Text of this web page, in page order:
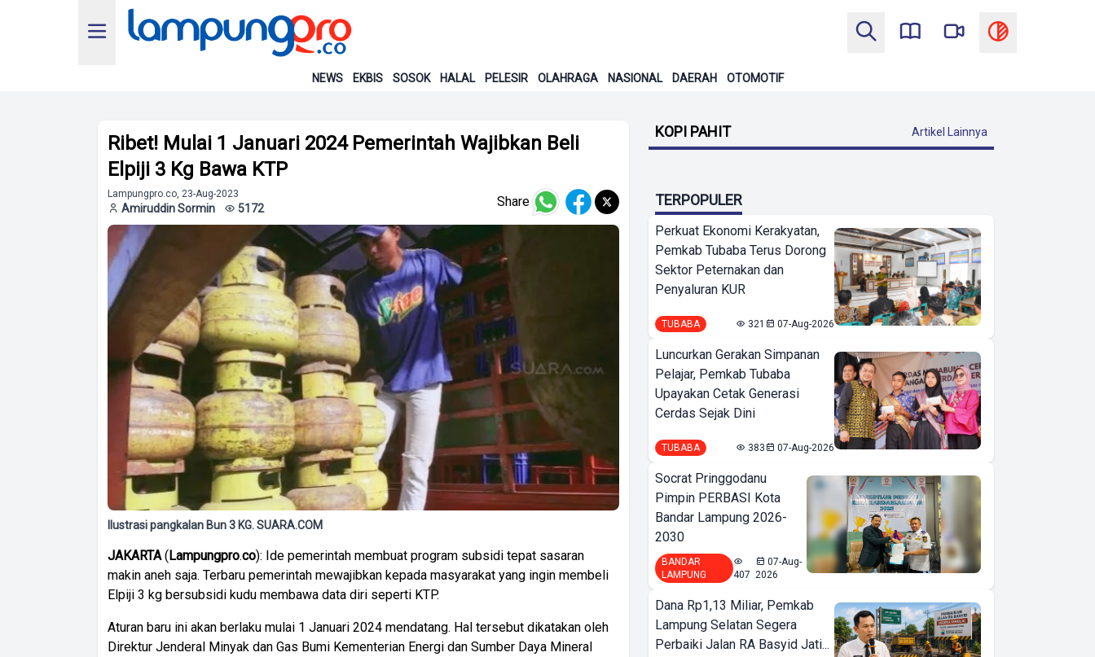
NEWS EKBIS SOSOK HALAL PELESIR OLAHRAGA NASIONAL DAERAH OTOMOTIF
Ribet! Mulai 1 Januari 2024 Pemerintah Wajibkan Beli
Elpiji 3 Kg Bawa KTP
Lampungpro.co, 23-Aug-2023
Amiruddin Sormin 5172 Share
Ilustrasi pangkalan Bun 3 KG. SUARA.COM
JAKARTA (Lampungpro.co): Ide pemerintah membuat program subsidi tepat sasaran
makin aneh saja. Terbaru pemerintah mewajibkan kepada masyarakat yang ingin membeli
Elpiji 3 kg bersubsidi kudu membawa data diri seperti KTP.
Aturan baru ini akan berlaku mulai 1 Januari 2024 mendatang. Hal tersebut dikatakan oleh
Direktur Jenderal Minyak dan Gas Bumi Kementerian Energi dan Sumber Daya Mineral
KOPI PAHIT Artikel Lainnya
TERPOPULER
Perkuat Ekonomi Kerakyatan,
Pemkab Tubaba Terus Dorong
Sektor Peternakan dan
Penyaluran KUR
TUBABA 321 07-Aug-2026
Luncurkan Gerakan Simpanan
Pelajar, Pemkab Tubaba
Upayakan Cetak Generasi
Cerdas Sejak Dini
TUBABA 383 07-Aug-2026
Socrat Pringgodanu
Pimpin PERBASI Kota
Bandar Lampung 2026-
2030
BANDAR
LAMPUNG
407
07-Aug-
2026
Dana Rp1,13 Miliar, Pemkab
Lampung Selatan Segera
Perbaiki Jalan RA Basyid Jati...